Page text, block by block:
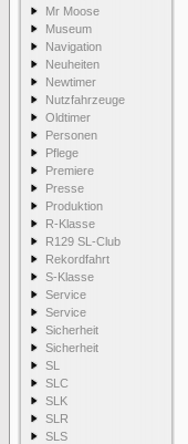
Mr Moose
Museum
Navigation
Neuheiten
Newtimer
Nutzfahrzeuge
Oldtimer
Personen
Pflege
Premiere
Presse
Produktion
R-Klasse
R129 SL-Club
Rekordfahrt
S-Klasse
Service
Service
Sicherheit
Sicherheit
SL
SLC
SLK
SLR
SLS